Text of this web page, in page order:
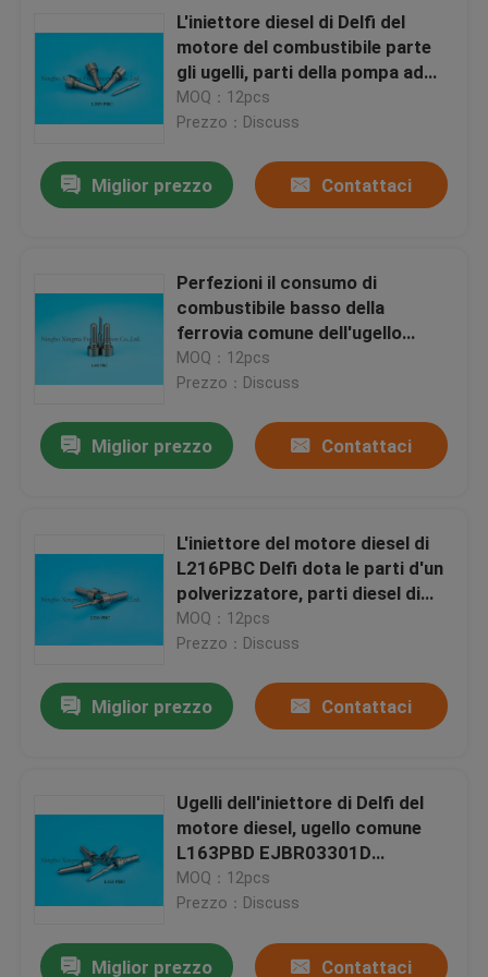
L'iniettore diesel di Delfi del
motore del combustibile parte
gli ugelli, parti della pompa ad
iniezione di Delfi
MOQ：12pcs
Prezzo：Discuss
Miglior prezzo Contattaci
Perfezioni il consumo di
combustibile basso della
ferrovia comune dell'ugello
dell'iniettore di combustibile di
Delfi di progettazione
MOQ：12pcs
Prezzo：Discuss
Miglior prezzo Contattaci
L'iniettore del motore diesel di
L216PBC Delfi dota le parti d'un
polverizzatore, parti diesel di
iniezione di carburante
MOQ：12pcs
Prezzo：Discuss
Miglior prezzo Contattaci
Ugelli dell'iniettore di Delfi del
motore diesel, ugello comune
L163PBD EJBR03301D
dell'iniettore della ferrovia
MOQ：12pcs
Prezzo：Discuss
Miglior prezzo Contattaci